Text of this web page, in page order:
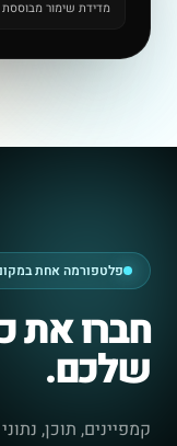
מדידת שימור
פלטפורמה אחת
חברו את
שלכם.
קמפיינים, תוכן,